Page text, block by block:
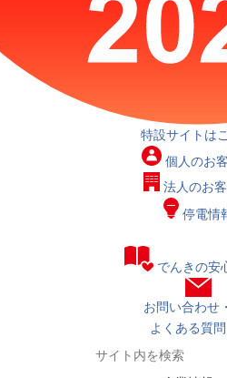
特設サイトは
個人のお
法人のお
停電情
でんきの安
お問い合わせ・
よくある質問